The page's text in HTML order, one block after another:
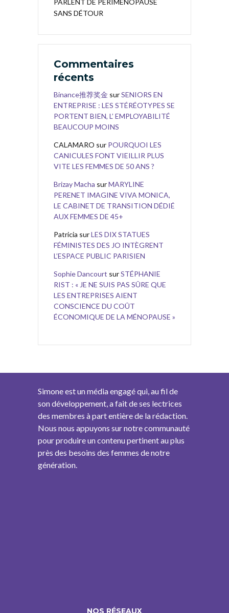
PARLENT DE PÉRIMÉNOPAUSE
SANS DÉTOUR
Commentaires
récents
Binance推荐奖金 surSENIORS EN
ENTREPRISE : LES STÉRÉOTYPES SE
PORTENT BIEN, L’ EMPLOYABILITÉ
BEAUCOUP MOINS
CALAMARO sur POURQUOI LES
CANICULES FONT VIEILLIR PLUS
VITE LES FEMMES DE 50 ANS ?
Brizay Macha surMARYLINE
PERENET IMAGINE VIVA MONICA,
LE CABINET DE TRANSITION DÉDIÉ
AUX FEMMES DE 45+
Patricia surLES DIX STATUES
FÉMINISTES DES JO INTÈGRENT
L’ESPACE PUBLIC PARISIEN
Sophie Dancourt surSTÉPHANIE
RIST : « JE NE SUIS PAS SÛRE QUE
LES ENTREPRISES AIENT
CONSCIENCE DU COÛT
ÉCONOMIQUE DE LA MÉNOPAUSE »
Simone est un média engagé qui, au fil de
son développement, a fait de ses lectrices
des membres à part entière de la rédaction.
Nous nous appuyons sur notre communauté
pour produire un contenu pertinent au plus
près des besoins des femmes de notre
génération.
NOS RÉSEAUX